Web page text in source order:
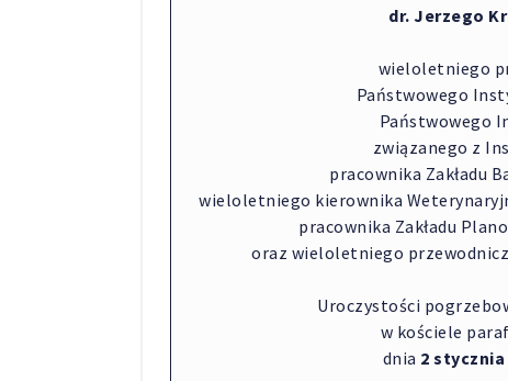
dr. Jerzego
wieloletniego
Państwowego
Państwowego
związanego z
pracownika Zakładu
wieloletniego kierownika
pracownika Zakładu
oraz wieloletniego
Uroczystości
w kościele
dnia 2 stycznia